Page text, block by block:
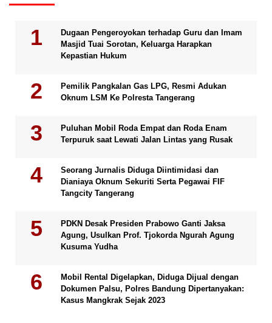
Dugaan Pengeroyokan terhadap Guru dan Imam
Masjid Tuai Sorotan, Keluarga Harapkan
Kepastian Hukum
Pemilik Pangkalan Gas LPG, Resmi Adukan
Oknum LSM Ke Polresta Tangerang
Puluhan Mobil Roda Empat dan Roda Enam
Terpuruk saat Lewati Jalan Lintas yang Rusak
Seorang Jurnalis Diduga Diintimidasi dan
Dianiaya Oknum Sekuriti Serta Pegawai FIF
Tangcity Tangerang
PDKN Desak Presiden Prabowo Ganti Jaksa
Agung, Usulkan Prof. Tjokorda Ngurah Agung
Kusuma Yudha
Mobil Rental Digelapkan, Diduga Dijual dengan
Dokumen Palsu, Polres Bandung Dipertanyakan:
Kasus Mangkrak Sejak 2023